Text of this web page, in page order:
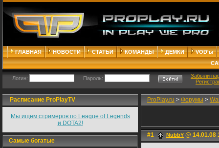
ГЛАВНАЯ НОВОСТИ СТАТЬИ КОМАНДЫ ДЕМКИ
VOD'ы
Логин: Пароль:
Забыли
Расписание ProPlayTV
Мы ищем стримеров по League of Legends
и DOTA2!
Самые богатые
ProPlay.ru > Форумы >
#1 NubbY @ 14.01.08